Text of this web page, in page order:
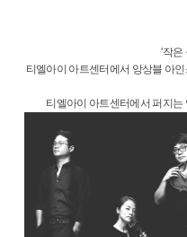
'작은
티엘아이 아트센터에서 앙상블 아
티엘아이 아트센터에서 퍼지는